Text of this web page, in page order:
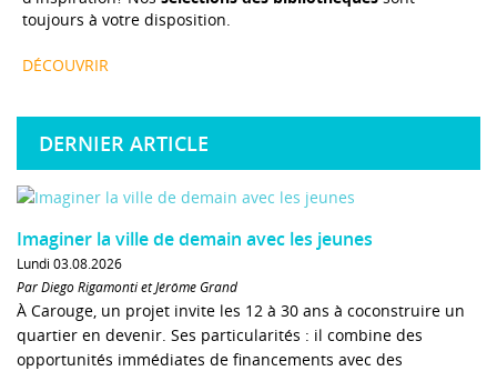
toujours à votre disposition.
DÉCOUVRIR
DERNIER ARTICLE
Imaginer la ville de demain avec les jeunes
Lundi 03.08.2026
Par Diego Rigamonti et Jérôme Grand
À Carouge, un projet invite les 12 à 30 ans à coconstruire un
quartier en devenir. Ses particularités : il combine des
opportunités immédiates de financements avec des